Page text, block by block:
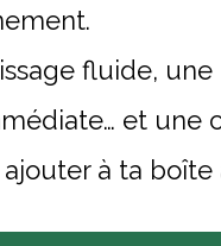
fluide, une
et une
à ta boîte